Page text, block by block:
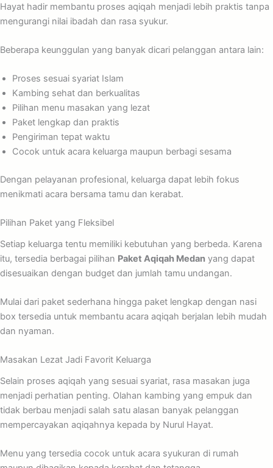
Hayat hadir membantu proses aqiqah menjadi lebih praktis tanpa
mengurangi nilai ibadah dan rasa syukur.
Beberapa keunggulan yang banyak dicari pelanggan antara lain:
Proses sesuai syariat Islam
Kambing sehat dan berkualitas
Pilihan menu masakan yang lezat
Paket lengkap dan praktis
Pengiriman tepat waktu
Cocok untuk acara keluarga maupun berbagi sesama
Dengan pelayanan profesional, keluarga dapat lebih fokus
menikmati acara bersama tamu dan kerabat.
Pilihan Paket yang Fleksibel
Setiap keluarga tentu memiliki kebutuhan yang berbeda. Karena
itu, tersedia berbagai pilihan Paket Aqiqah Medan yang dapat
disesuaikan dengan budget dan jumlah tamu undangan.
Mulai dari paket sederhana hingga paket lengkap dengan nasi
box tersedia untuk membantu acara aqiqah berjalan lebih mudah
dan nyaman.
Masakan Lezat Jadi Favorit Keluarga
Selain proses aqiqah yang sesuai syariat, rasa masakan juga
menjadi perhatian penting. Olahan kambing yang empuk dan
tidak berbau menjadi salah satu alasan banyak pelanggan
mempercayakan aqiqahnya kepada by Nurul Hayat.
Menu yang tersedia cocok untuk acara syukuran di rumah